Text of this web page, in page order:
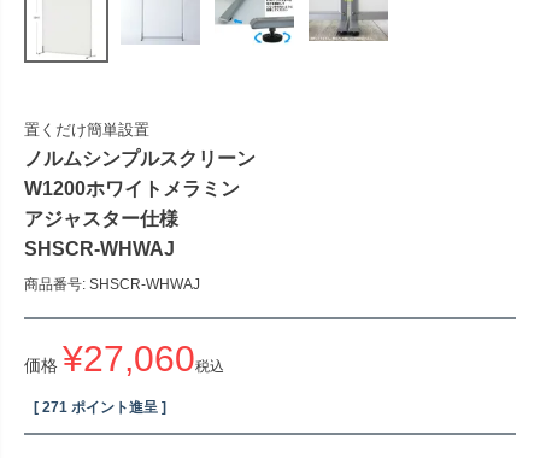
置くだけ簡単設置
ノルムシンプルスクリーン
W1200ホワイトメラミン
アジャスター仕様
SHSCR-WHWAJ
商品番号 SHSCR-WHWAJ
価格 ¥27,060税込
[ 271 ポイント進呈 ]